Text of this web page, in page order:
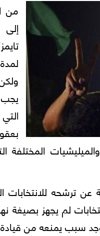
من
المختلفة
ترشحه للانتخابات
لم يجهز
سبب يمنعه من قيادة